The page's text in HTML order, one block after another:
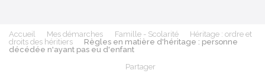
Accueil Mes démarches Famille - Scolarité
Héritage : ordre et
droits des héritiers
Règles en matière d'héritage : personne
décédée n'ayant pas eu d'enfant
Partager